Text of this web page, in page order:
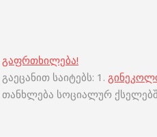
გაფრთხილება!
გაეცანით საიტებს: 1.
თანხლება სოციალურ